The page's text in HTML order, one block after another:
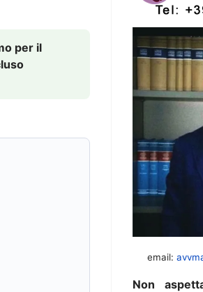
per il
email:
Non